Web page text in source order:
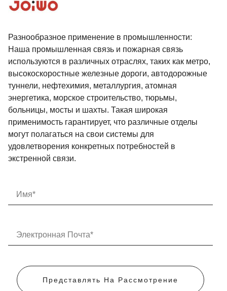
Разнообразное применение в промышленности:
Наша промышленная связь и пожарная связь
используются в различных отраслях, таких как метро, ​​
высокоскоростные железные дороги, автодорожные
туннели, нефтехимия, металлургия, атомная
энергетика, морское строительство, тюрьмы,
больницы, мосты и шахты. Такая широкая
применимость гарантирует, что различные отделы
могут полагаться на свои системы для
удовлетворения конкретных потребностей в
экстренной связи.
Представлять На Рассмотрение